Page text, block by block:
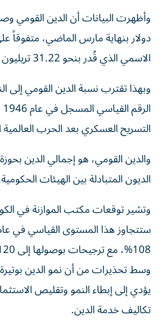
دولار بنهاية مارس الماضي، متفوقاً
الاسمي الذي قُدر بنحو 31.22 تريليون دولار خلال الفترة ذاتها.
وبهذا تقترب نسبة الدين القومي إلى
التسريح العسكري بعد الحرب العالمية
والدين القومي، هو إجمالي الدين
الديون المتبادلة بين الهيئات
وتشير توقعات مكتب الموازنة في
وسط تحذيرات من أن نمو الدين
يؤدي إلى إبطاء النمو وتقليص
تكاليف خدمة الدين.